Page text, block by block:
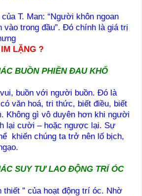
T. Man: “Người khôn ngoan
vào trong đầu”. Đó chính là giá trị
LẶNG ?
BUỒN PHIỀN ĐAU KHỔ
buồn với người buồn. Đó là
văn hoá, tri thức, biết điều, biết
Không gì vô duyên hơn khi người
lại cười – hoặc ngược lại. Sự
khiến chúng ta trở nên lố bịch,
SUY TƯ LAO ĐỘNG TRÍ ÓC
thiết ” của hoạt động trí óc. Nhờ